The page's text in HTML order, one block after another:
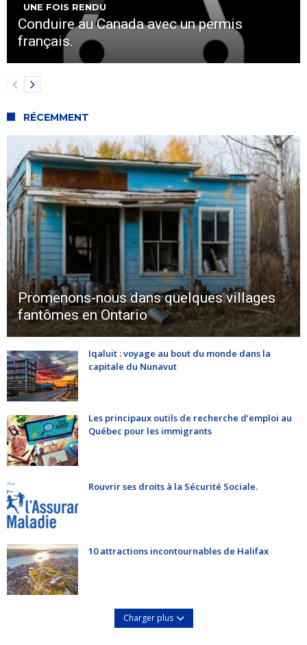
UNE FOIS RENDU
Conduire au Canada avec un permis
français.
RÉCEMMENT
Promenons-nous dans quelques villages
fantômes en Ontario
Iqaluit : voyage au bout du monde dans la
capitale du Nunavut
Les principaux outils de recherche d’emploi au
Québec pour les immigrants
Rouvrir ses droits à la Sécurité Sociale.
10 attractions incontournables de Halifax
Charger plus